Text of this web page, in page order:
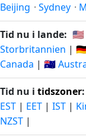
Beijing · Sydney ·
Tid nu i lande: 🇺🇸
Storbritannien |
Canada | 🇦🇺
Tid nu i tidszoner:
EST | EET | IST |
NZST |